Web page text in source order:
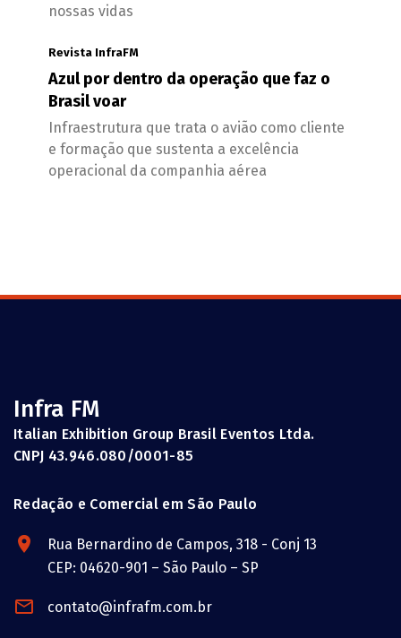
nossas vidas
Revista InfraFM
Azul por dentro da operação que faz o
Brasil voar
Infraestrutura que trata o avião como cliente
e formação que sustenta a excelência
operacional da companhia aérea
Infra FM
Italian Exhibition Group Brasil Eventos Ltda.
CNPJ 43.946.080/0001-85
Redação e Comercial em São Paulo
Rua Bernardino de Campos, 318 - Conj 13
CEP: 04620-901 – São Paulo – SP
contato@infrafm.com.br